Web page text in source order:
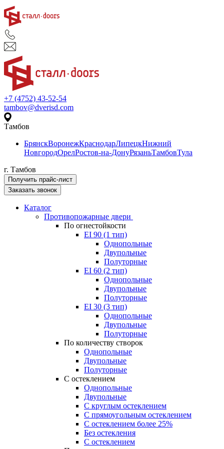
+7 (4752) 43-52-54
tambov@dverisd.com
Тамбов
БрянскВоронежКраснодарЛипецкНижний
НовгородОрелРостов-на-ДонуРязаньТамбовТула
г. Тамбов
Получить прайс-лист
Заказать звонок
Каталог
Противопожарные двери
По огнестойкости
EI 90 (1 тип)
Однопольные
Двупольные
Полуторные
EI 60 (2 тип)
Однопольные
Двупольные
Полуторные
EI 30 (3 тип)
Однопольные
Двупольные
Полуторные
По количеству створок
Однопольные
Двупольные
Полуторные
С остеклением
Однопольные
Двупольные
С круглым остеклением
С прямоугольным остеклением
С остеклением более 25%
Без остекления
С остеклением